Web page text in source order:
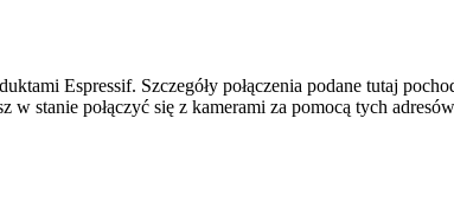
Espressif. Szczegóły połączenia podane tutaj
stanie połączyć się z kamerami za pomocą tych